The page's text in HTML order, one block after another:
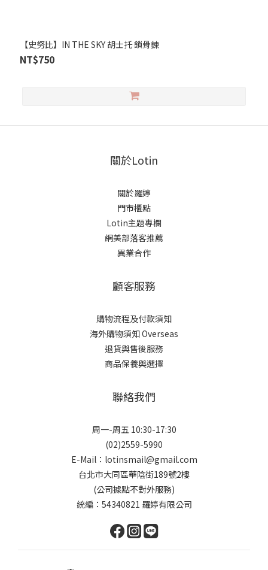
【史努比】IN THE SKY 胡士托 鎖骨鍊
NT$750
關於Lotin
關於羅婷
門市櫃點
Lotin主題專欄
網美部落客推薦
異業合作
顧客服務
購物流程及付款須知
海外購物須知 Overseas
退貨與售後服務
商品保養與選擇
聯絡我們
周一-周五 10:30-17:30
(02)2559-5990
E-Mail：lotinsmail@gmail.com
台北市大同區華陰街189號2樓
(公司據點不對外服務)
統編：54340821 羅婷有限公司